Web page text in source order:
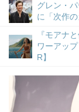
グレン・
に「次作
『モアナ
ワーアッ
R】